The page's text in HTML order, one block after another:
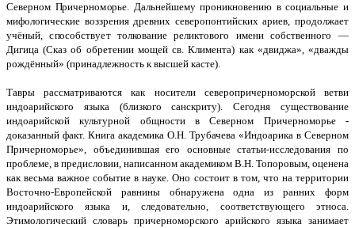
Северном Причерноморье. Дальнейшему проникновению в социальные и
мифологические воззрения древних северопонтийских ариев, продолжает
учёный, способствует толкование реликтового имени собственного —
Дигица (Сказ об обретении мощей св. Климента) как «двиджа», «дважды
рождённый» (принадлежность к высшей касте).
Тавры рассматриваются как носители северопричерноморской ветви
индоарийского языка (близкого санскриту). Сегодня существование
индоарийской культурной общности в Северном Причерноморье -
доказанный факт. Книга академика О.Н. Трубачева «Индоарика в Северном
Причерноморье», объединившая его основные статьи-исследования по
проблеме, в предисловии, написанном академиком В.Н. Топоровым, оценена
как весьма важное событие в науке. Оно состоит в том, что на территории
Восточно-Европейской равнины обнаружена одна из ранних форм
индоарийского языка и, следовательно, соответствующего этноса.
Этимологический словарь причерноморского арийского языка занимает